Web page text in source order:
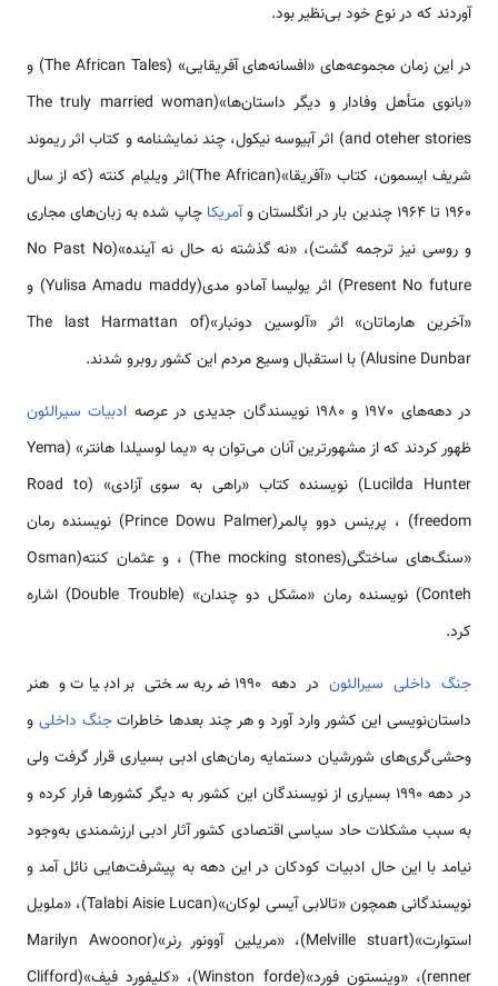
آوردند که در نوع خود بی‌نظیر بود.
در این زمان مجموعه‌های «افسانه‌های آفریقایی» (The African Tales) و
«بانوی متأهل وفادار و دیگر داستان‌ها»(The truly married woman
and oteher stories) اثر آبیوسه نیکول، چند نمایشنامه و کتاب اثر ریموند
شریف ایسمون، کتاب «آفریقا»(The African)اثر ویلیام کنته (که از سال
1960 تا 1964 چندین بار در انگلستان و
آمریکا چاپ شده به زبان‌های مجاری
و روسی نیز ترجمه گشت)، «نه گذشته نه حال نه آینده»(No Past No
Present No future) اثر یولیسا آمادو مدی(Yulisa Amadu maddy) و
«آخرین هارماتان» اثر «آلوسین دونبار»(The last Harmattan of
Alusine Dunbar) با استقبال وسیع مردم این کشور روبرو شدند.
در دهه‌های 1970 و 1980 نویسندگان جدیدی در عرصه
ادبیات سیرالئون
ظهور کردند که از مشهورترین آنان می‌توان به «یما لوسیلدا هانتر» (Yema
Lucilda Hunter) نویسنده کتاب «راهی به سوی آزادی» (Road to
freedom) ، پرینس دوو پالمر(Prince Dowu Palmer) نویسنده رمان
«سنگ‌های ساختگی(The mocking stones) ، و عثمان کنته(Osman
Conteh) نویسنده رمان «مشکل دو چندان» (Double Trouble) اشاره
کرد.
جنگ داخلی سیرالئون
در دهه 1990 ضربه سختی بر ادبیات و هنر
داستان‌نویسی این کشور وارد آورد و هر چند بعدها خاطراتجنگ داخلی و
وحشی‌گری‌های شورشیان دستمایه رمان‌های ادبی بسیاری قرار گرفت ولی
در دهه 1990 بسیاری از نویسندگان این کشور به دیگر کشورها فرار کرده و
به سبب مشکلات حاد سیاسی اقتصادی کشور آثار ادبی ارزشمندی به‌وجود
نیامد با این حال ادبیات کودکان در این دهه به پیشرفت‌هایی نائل آمد و
نویسندگانی همچون «تالابی آیسی لوکان»(Talabi Aisie Lucan)، «ملویل
استوارت»(Melville stuart)، «مریلین آوونور رنر»(Marilyn Awoonor
renner)، «وینستون فورد»(Winston forde)، «کلیفورد فیف»(Clifford